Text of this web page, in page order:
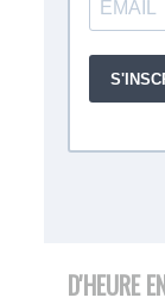
D'HEURE